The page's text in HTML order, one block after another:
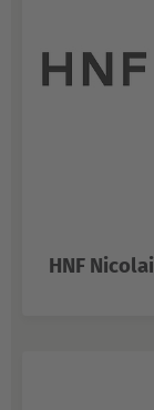
HNF Nicolai